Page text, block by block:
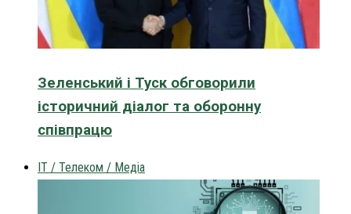
Зеленський і Туск обговорили
історичний діалог та оборонну
співпрацю
IT / Телеком / Медіа